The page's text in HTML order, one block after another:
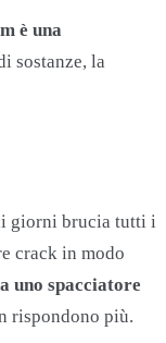
è una
sostanze, la
giorni brucia tutti i
crack in modo
uno spacciatore
rispondono più.